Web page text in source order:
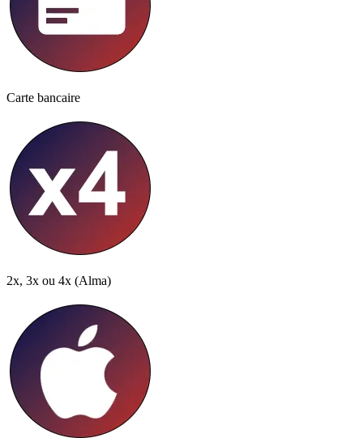
Carte bancaire
2x, 3x ou 4x (Alma)